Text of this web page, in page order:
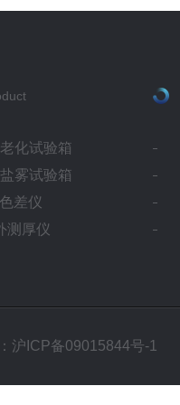
化试验箱
雾试验箱
差仪
测厚仪
沪ICP备09015844号-1